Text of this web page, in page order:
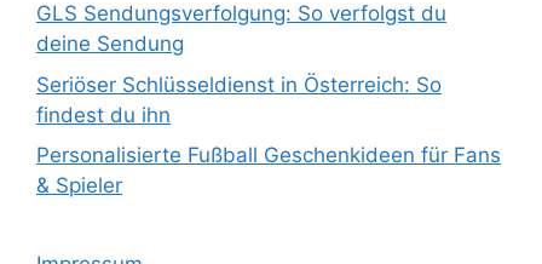
GLS Sendungsverfolgung: So verfolgst du
deine Sendung
Seriöser Schlüsseldienst in Österreich: So
findest du ihn
Personalisierte Fußball Geschenkideen für Fans
& Spieler